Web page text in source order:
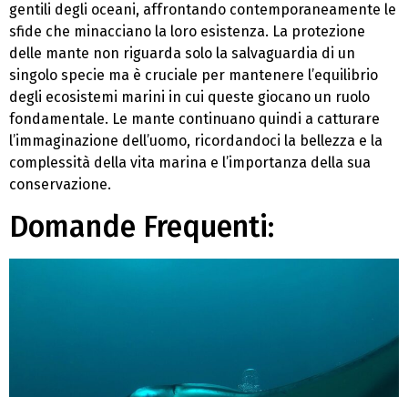
gentili degli oceani, affrontando contemporaneamente le
sfide che minacciano la loro esistenza. La protezione
delle mante non riguarda solo la salvaguardia di un
singolo specie ma è cruciale per mantenere l’equilibrio
degli ecosistemi marini in cui queste giocano un ruolo
fondamentale. Le mante continuano quindi a catturare
l’immaginazione dell’uomo, ricordandoci la bellezza e la
complessità della vita marina e l’importanza della sua
conservazione.
Domande Frequenti: